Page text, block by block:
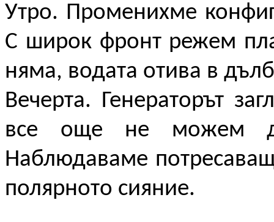
Утро. Променихме
С широк фронт режем
няма, водата отива в
Вечерта. Генераторът
все още не можем
Наблюдаваме
полярното сияние.